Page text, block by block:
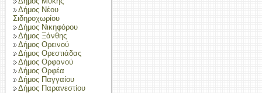
Δήμος Νέου
Σιδηροχωρίου
Δήμος Νικηφόρου
Δήμος Ξάνθης
Δήμος Ορεινού
Δήμος Ορεστιάδας
Δήμος Ορφανού
Δήμος Ορφέα
Δήμος Παγγαίου
Δήμος Παρανεστίου